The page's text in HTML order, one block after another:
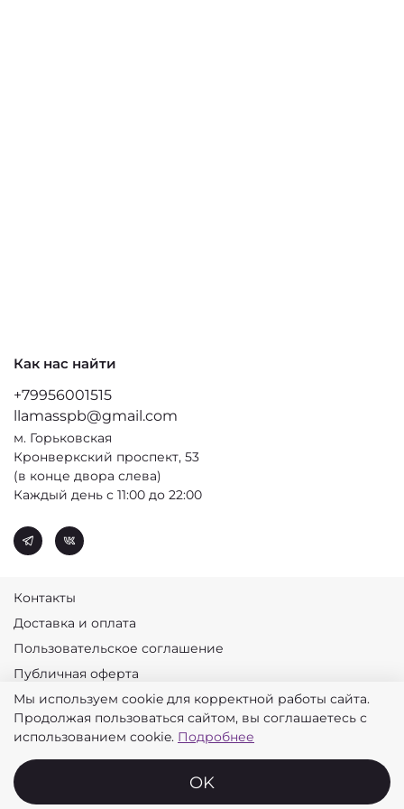
Как нас найти
+79956001515
llamasspb@gmail.com
м. Горьковская
Кронверкский проспект, 53
(в конце двора слева)
Каждый день с 11:00 до 22:00
Контакты
Доставка и оплата
Пользовательское соглашение
Публичная оферта
Политика конфиденциальности
© 2026 Лламас
Мы используем cookie для корректной работы сайта.
Продолжая пользоваться сайтом, вы соглашаетесь с
использованием cookie. Подробнее
OK